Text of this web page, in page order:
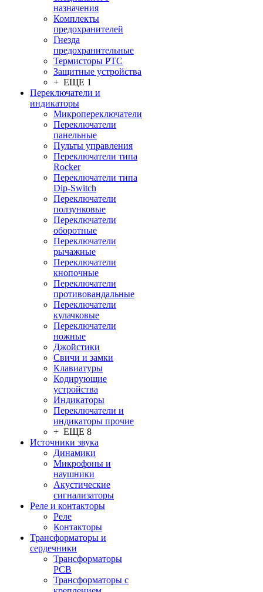
назначения
Комплекты
предохранителей
Гнезда
предохранительные
Термисторы PTC
Защитные устройства
+ ЕЩЕ 1
Переключатели и
индикаторы
Микропереключатели
Переключатели
панельные
Пульты управления
Переключатели типа
Rocker
Переключатели типа
Dip-Switch
Переключатели
ползунковые
Переключатели
оборотные
Переключатели
рычажные
Переключатели
кнопочные
Переключатели
противовандальные
Переключатели
кулачковые
Переключатели
ножные
Джойстики
Свичи и замки
Клавиатуры
Кодирующие
устройства
Индикаторы
Переключатели и
индикаторы прочие
+ ЕЩЕ 8
Источники звука
Динамики
Микрофоны и
наушники
Акустические
сигнализаторы
Реле и контакторы
Реле
Контакторы
Трансформаторы и
сердечники
Трансформаторы
PCB
Трансформаторы с